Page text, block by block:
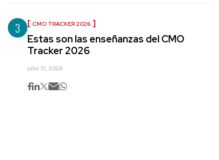
3 CMO TRACKER 2026
Estas son las enseñanzas del CMO
Tracker 2026
julio 31, 2026